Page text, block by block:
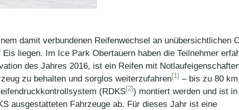
damit verbundenen Reifenwechsel an unübersichtlichen
liegen. Im Ice Park Obertauern haben die Teilnehmer
des Jahres 2016, ist ein Reifen mit
zu behalten und sorglos weiterzufahren[1] – bis zu 80
(RDKS[2]) montiert werden und ist
ausgestatteten Fahrzeuge ab. Für dieses Jahr ist eine